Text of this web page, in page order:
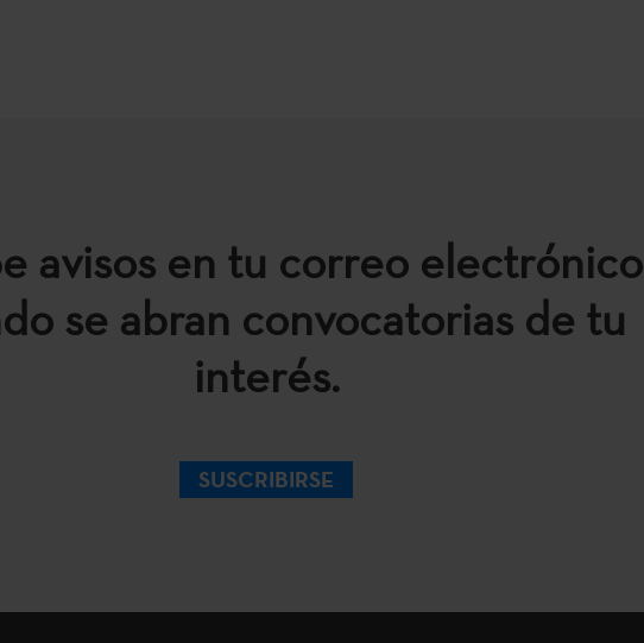
avisos en tu correo electrónico
se abran convocatorias de tu
interés.
SUSCRIBIRSE